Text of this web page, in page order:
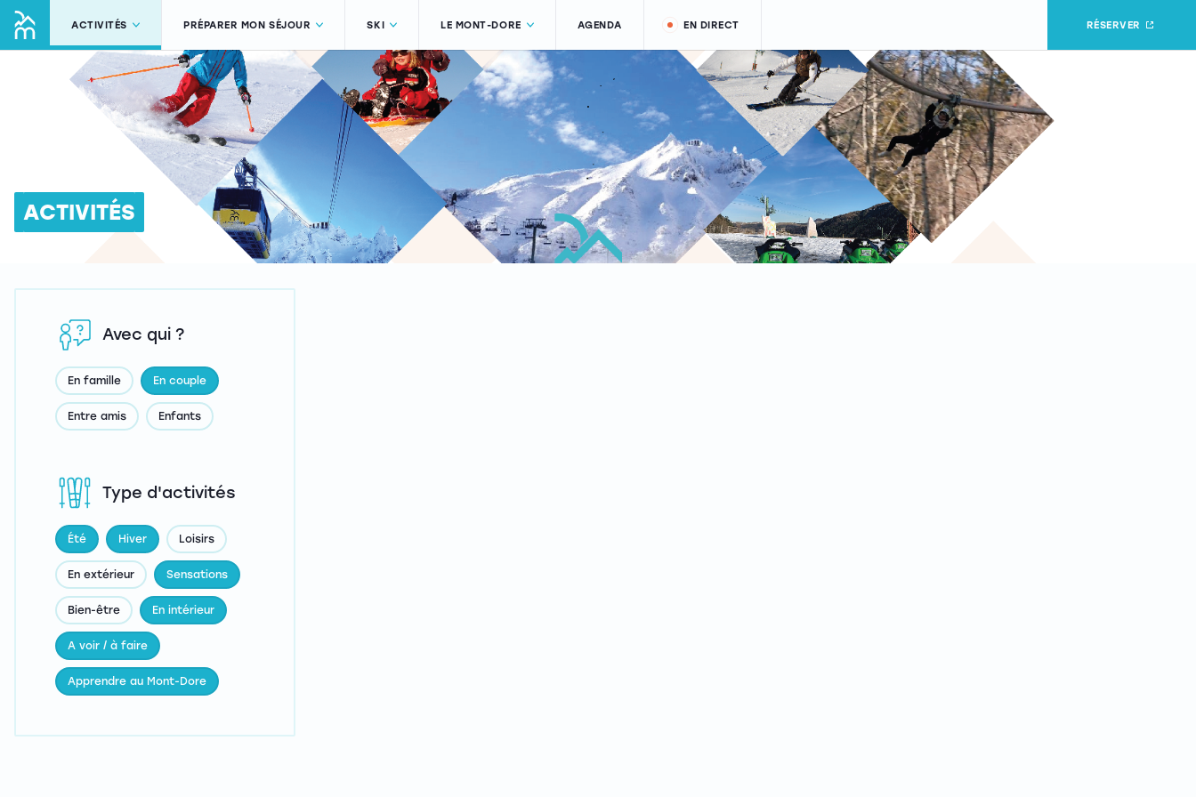
ACTIVITÉS PRÉPARER MON SÉJOUR SKI LE MONT-DORE AGENDA EN DIRECT RÉSERVER
ACTIVITÉS
Type d'activités
Été Hiver Loisirs
En extérieur Sensations
Bien-être En intérieur
A voir / à faire
Apprendre au Mont-Dore
Avec qui ?
En famille En couple
Entre amis Enfants